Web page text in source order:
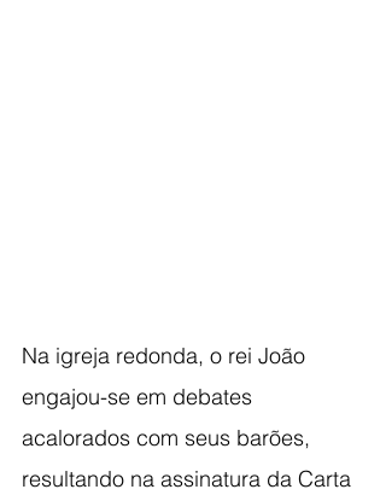
Na igreja redonda, o rei João
engajou-se em debates
acalorados com seus barões,
resultando na assinatura da Carta